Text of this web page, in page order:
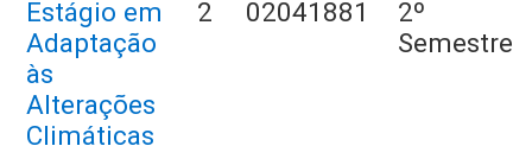
Estágio em
Adaptação
às
Alterações
Climáticas
2 02041881
2º
Semestre